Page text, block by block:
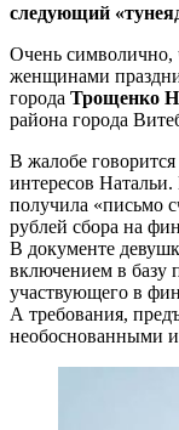
следующий
Очень символично,
женщинами
города Трощенко
района города
В жалобе
интересов
получила «письмо
рублей сбора на
В документе
включением в базу
участвующего в
А требования,
необоснованными